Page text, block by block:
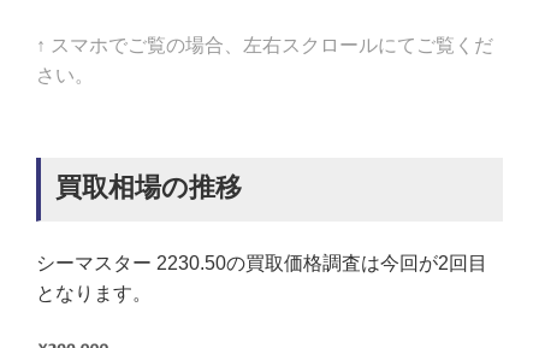
↑ スマホでご覧の場合、左右スクロールにてご覧くだ
さい。
買取相場の推移
シーマスター 2230.50の買取価格調査は今回が2回目
となります。